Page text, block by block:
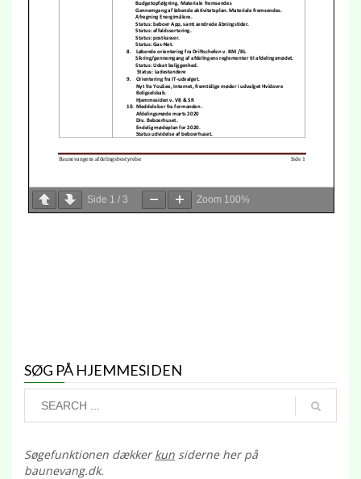
Side 1 / 3 Zoom 100%
SØG PÅ HJEMMESIDEN
Søgefunktionen dækkerkun siderne her på
baunevang.dk.